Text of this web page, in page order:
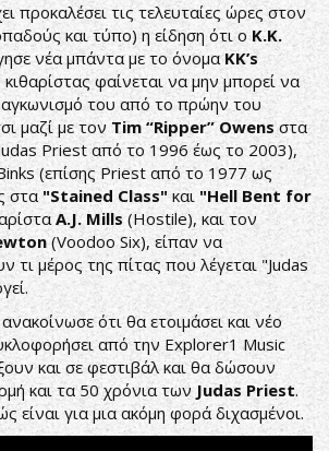
προκαλέσει τις τελευταίες ώρες στον
και τύπο) η είδηση ότι οK.K.
νέα μπάντα με το όνομαKK’s
φαίνεται να μην μπορεί να
του από το πρώην του
μαζί με τον Tim “Ripper” Owensστα
Priest από το 1996 έως το 2003),
(επίσης Priest από το 1977 ως
στα"Stained Class"και "Hell Bent for
A.J. Mills (Hostile), και τον
(Voodoo Six), είπαν να
τι μέρος της πίτας που λέγεται "Judas
ότι θα ετοιμάσει και νέο
από την Explorer1 Music
και σε φεστιβάλ και θα δώσουν
και τα 50 χρόνια των Judas Priest.
είναι για μια ακόμη φορά διχασμένοι.